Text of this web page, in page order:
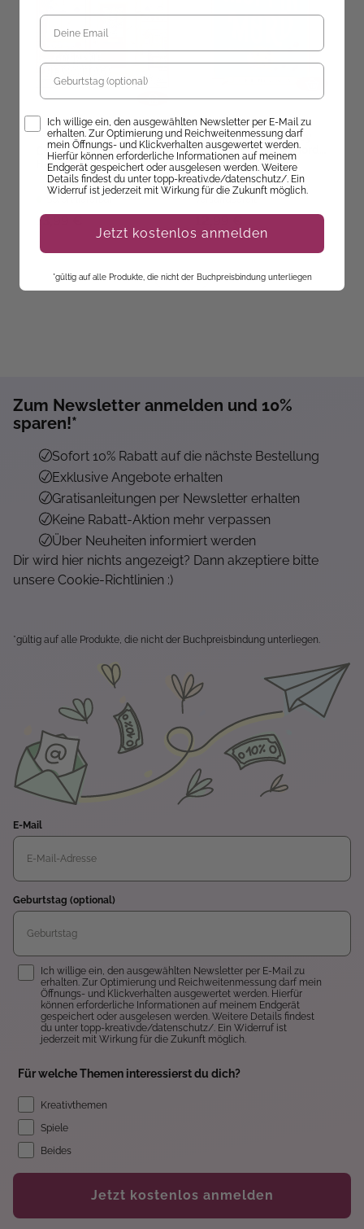
Sandra Tews,Kathi Hund
Colorful World - Goldene
Herbsttage
Sofort lieferbar
13,99 €
Cranberry Creek Cosy
Crime: Der Muffin-Mord
(Kriminal-Roman)
Ab dem 10.09.26
versandbereit
Zum Newsletter anmelden und 10%
sparen!*
Sofort 10% Rabatt auf die nächste Bestellung
Exklusive Angebote erhalten
Gratisanleitungen per Newsletter erhalten
Keine Rabatt-Aktion mehr verpassen
Über Neuheiten informiert werden
Dir wird hier nichts angezeigt? Dann akzeptiere bitte
unsere Cookie-Richtlinien :)
*gültig auf alle Produkte, die nicht der Buchpreisbindung unterliegen.
E-Mail
Geburtstag (optional)
Einwilligung
Ich willige ein, den ausgewählten Newsletter per E-Mail zu
erhalten. Zur Optimierung und Reichweitenmessung darf mein
Öffnungs- und Klickverhalten ausgewertet werden. Hierfür
können erforderliche Informationen auf meinem Endgerät
gespeichert oder ausgelesen werden. Weitere Details findest
du unter topp-kreativ.de/datenschutz/. Ein Widerruf ist
jederzeit mit Wirkung für die Zukunft möglich.
Für welche Themen interessierst du dich?
Kreativthemen
Spiele
Beides
Jetzt kostenlos anmelden
Geburtstag
Opt-InIch willige ein, den ausgewählten Newsletter per E-Mail zu
erhalten. Zur Optimierung und Reichweitenmessung darf
mein Öffnungs- und Klickverhalten ausgewertet werden.
Hierfür können erforderliche Informationen auf meinem
Endgerät gespeichert oder ausgelesen werden. Weitere
Details findest du unter topp-kreativ.de/datenschutz/. Ein
Widerruf ist jederzeit mit Wirkung für die Zukunft möglich.
Jetzt kostenlos anmelden
*gültig auf alle Produkte, die nicht der Buchpreisbindung unterliegen